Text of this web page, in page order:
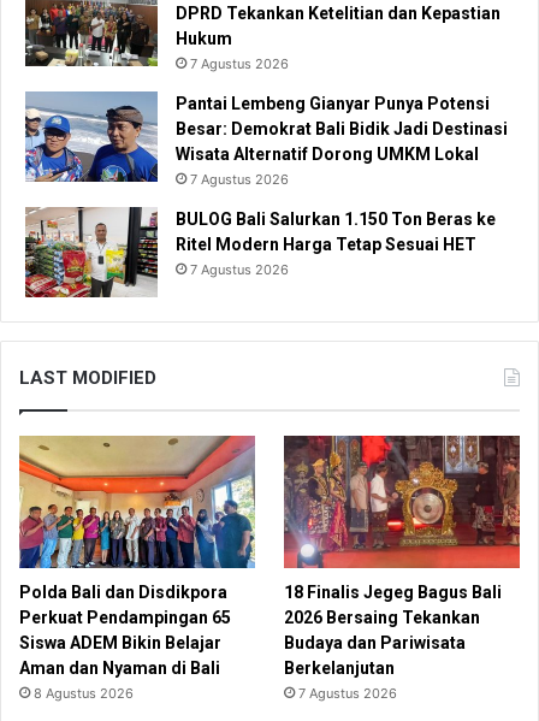
DPRD Tekankan Ketelitian dan Kepastian
Hukum
7 Agustus 2026
Pantai Lembeng Gianyar Punya Potensi
Besar: Demokrat Bali Bidik Jadi Destinasi
Wisata Alternatif Dorong UMKM Lokal
7 Agustus 2026
BULOG Bali Salurkan 1.150 Ton Beras ke
Ritel Modern Harga Tetap Sesuai HET
7 Agustus 2026
LAST MODIFIED
Polda Bali dan Disdikpora
Perkuat Pendampingan 65
Siswa ADEM Bikin Belajar
Aman dan Nyaman di Bali
8 Agustus 2026
18 Finalis Jegeg Bagus Bali
2026 Bersaing Tekankan
Budaya dan Pariwisata
Berkelanjutan
7 Agustus 2026